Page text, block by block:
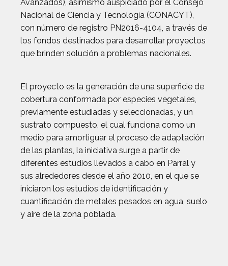
Avanzados), asimismo auspiciado por el Consejo
Nacional de Ciencia y Tecnología (CONACYT),
con número de registro PN2016-4104, a través de
los fondos destinados para desarrollar proyectos
que brinden solución a problemas nacionales.
El proyecto es la generación de una superficie de
cobertura conformada por especies vegetales,
previamente estudiadas y seleccionadas, y un
sustrato compuesto, el cual funciona como un
medio para amortiguar el proceso de adaptación
de las plantas, la iniciativa surge a partir de
diferentes estudios llevados a cabo en Parral y
sus alrededores desde el año 2010, en el que se
iniciaron los estudios de identificación y
cuantificación de metales pesados en agua, suelo
y aire de la zona poblada.